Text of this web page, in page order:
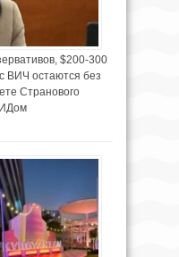
$200-300
ВИЧ остаются без
Странового